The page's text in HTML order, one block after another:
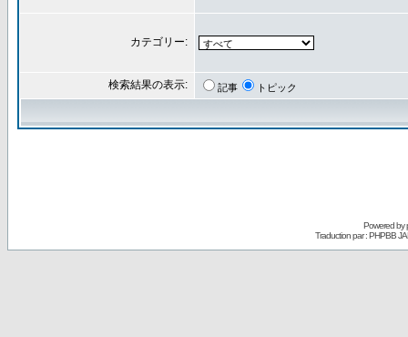
カテゴリー:
検索結果の表示: 記事 トピック
Powered by
Traduction par : PHPBB